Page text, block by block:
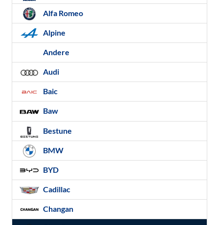
Alfa Romeo
Alpine
Andere
Audi
Baic
Baw
Bestune
BMW
BYD
Cadillac
Changan